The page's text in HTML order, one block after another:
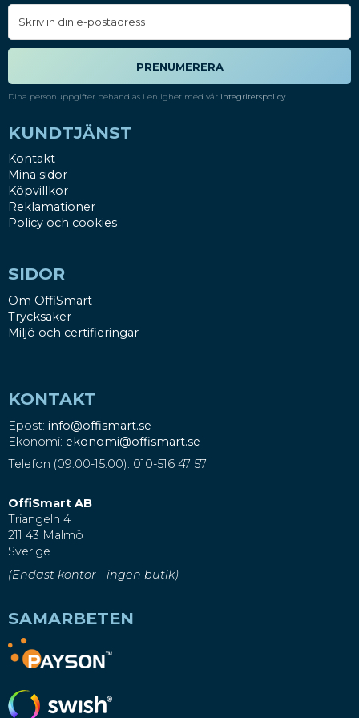
PRENUMERERA
Dina personuppgifter behandlas i enlighet med vår integritetspolicy.
KUNDTJÄNST
Kontakt
Mina sidor
Köpvillkor
Reklamationer
Policy och cookies
SIDOR
Om OffiSmart
Trycksaker
Miljö och certifieringar
KONTAKT
Epost: info@offismart.se
Ekonomi: ekonomi@offismart.se
Telefon (09.00-15.00): 010-516 47 57
OffiSmart AB
Triangeln 4
211 43 Malmö
Sverige
(Endast kontor - ingen butik)
SAMARBETEN